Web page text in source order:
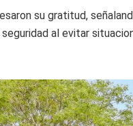
su gratitud,
al evitar